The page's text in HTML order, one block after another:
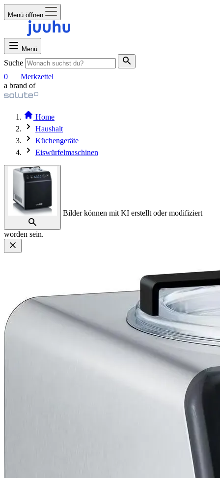
Menü öffnen
Menü
Suche
0
Merkzettel
a brand of
Home
Haushalt
Küchengeräte
Eiswürfelmaschinen
Bilder können mit KI erstellt oder modifiziert
worden sein.